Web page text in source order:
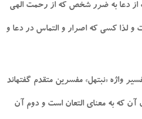
از دعا به ضرر شخص كه از رحمت الهى
و لذا كسى كه اصرار و التماس در دعا و
در تفسير واژه «نبتهل» مفسرين متقدم گفته‏اند
آن كه به معناى التعان است و دوم آن